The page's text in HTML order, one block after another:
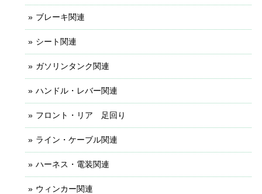
ブレーキ関連
シート関連
ガソリンタンク関連
ハンドル・レバー関連
フロント・リア 足回り
ライン・ケーブル関連
ハーネス・電装関連
ウィンカー関連